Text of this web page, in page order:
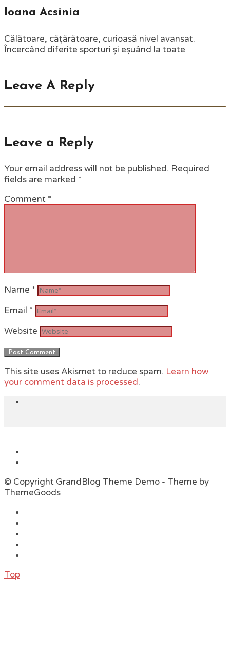
Ioana Acsinia
Călătoare, cățărătoare, curioasă nivel avansat.
Încercând diferite sporturi și eșuând la toate
Leave A Reply
Leave a Reply
Your email address will not be published. Required
fields are marked *
Comment *
Name *
Email *
Website
This site uses Akismet to reduce spam. Learn how
your comment data is processed.
© Copyright GrandBlog Theme Demo - Theme by
ThemeGoods
Top